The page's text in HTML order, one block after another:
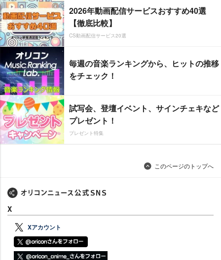
2026年動画配信サービスおすすめ40選
【徹底比較】
CS動画配信サービス20選
毎週の音楽ランキングから、ヒットの推移
をチェック！
試写会、登壇イベント、サインチェキなど
プレゼント！
プレゼント特集
このページのトップへ
X
Xアカウント